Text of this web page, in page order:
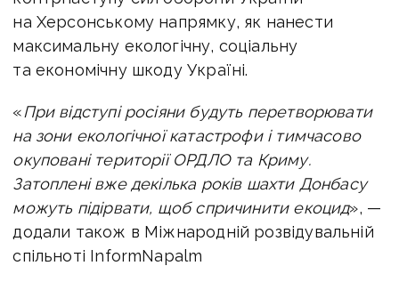
на Херсонському напрямку, як нанести
максимальну екологічну, соціальну
та економічну шкоду Україні.
«При відступі росіяни будуть перетворювати
на зони екологічної катастрофи і тимчасово
окуповані території ОРДЛО та Криму.
Затоплені вже декілька років шахти Донбасу
можуть підірвати, щоб спричинити екоцид», —
додали також в Міжнародній розвідувальній
спільноті InformNapalm